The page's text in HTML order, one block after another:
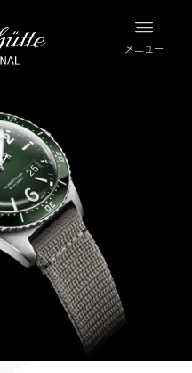
メニュー
製品
オリジナル”につ
しくはこちら